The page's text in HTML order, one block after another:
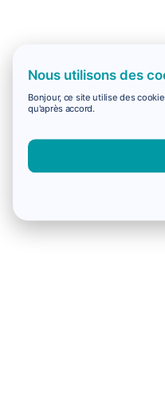
Nous utilisons des
Bonjour, ce site utilise des
qu'après accord.